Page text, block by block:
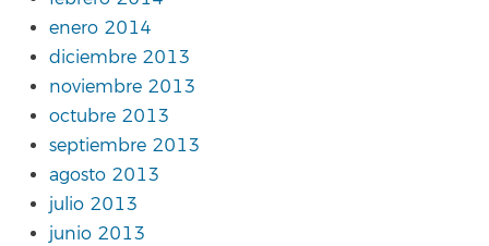
enero 2014
diciembre 2013
noviembre 2013
octubre 2013
septiembre 2013
agosto 2013
julio 2013
junio 2013